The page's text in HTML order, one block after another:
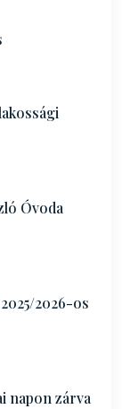
Óvoda
2026-os
napon zárva